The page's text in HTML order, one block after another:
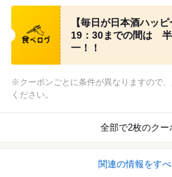
食べログ クーポン
【毎日が日本酒ハッ
19：30までの間は
一！！
※クーポンごとに条件が異なりますので
ください。
全部で2枚のクー
関連の情報をす